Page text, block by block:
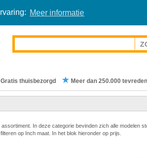
Meer informatie
thuisbezorgd Meer dan 250.000
assortiment. In deze categorie bevinden zich alle modelen
op Inch maat. In het blok hieronder op prijs.